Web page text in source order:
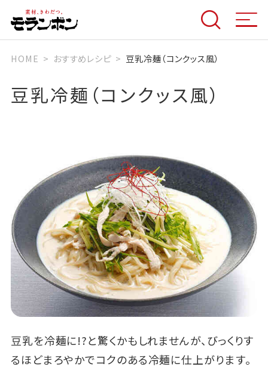
HOME おすすめレシピ 豆乳冷麺（コンクッス風）
豆乳冷麺（コンクッス風）
豆乳を冷麺に!?と驚くかもしれませんが、びっくりす
るほどまろやかでコクのある冷麺に仕上がります。